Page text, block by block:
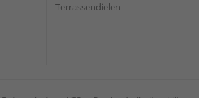
Terrassendielen
Datenschutz AGB Barrierefreiheitserklärung